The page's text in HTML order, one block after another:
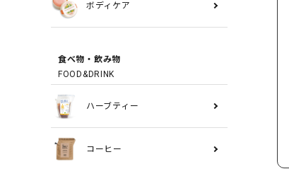
ボディケア
食べ物・飲み物
FOOD&DRINK
ハーブティー
コーヒー